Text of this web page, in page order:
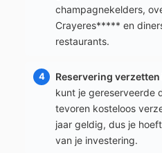
champagnekelders,
Crayeres***** en
restaurants.
Reservering
kunt je gereserveerde
tevoren kosteloos
jaar geldig, dus je
van je investering.